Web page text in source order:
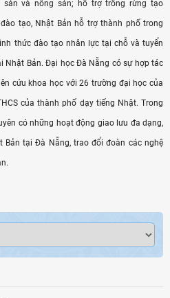
sản và nông sản; hỗ trợ trồng rừng tạo
tạo, Nhật Bản hỗ trợ thành phố trong
thức đào tạo nhân lực tại chỗ và tuyển
Nhật Bản. Đại học Đà Nẵng có sự hợp tác
cứu khoa học với 26 trường đại học của
của thành phố dạy tiếng Nhật. Trong
có những hoạt động giao lưu đa dạng,
Bản tại Đà Nẵng, trao đổi đoàn các nghệ